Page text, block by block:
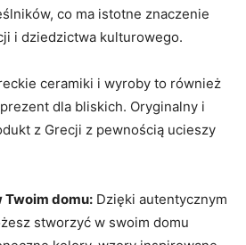
co ma istotne znaczenie
i dziedzictwa‍ kulturowego.
ceramiki‌ i⁣ wyroby to również
prezent dla ‍bliskich. Oryginalny i
z‍ Grecji z pewnością ucieszy
Twoim domu: ⁤Dzięki autentycznym
stworzyć w swoim domu